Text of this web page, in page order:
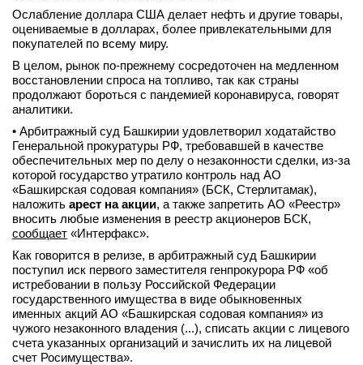
Ослабление доллара США делает нефть и другие товары,
оцениваемые в долларах, более привлекательными для
покупателей по всему миру.
В целом, рынок по-прежнему сосредоточен на медленном
восстановлении спроса на топливо, так как страны
продолжают бороться с пандемией коронавируса, говорят
аналитики.
• Арбитражный суд Башкирии удовлетворил ходатайство
Генеральной прокуратуры РФ, требовавшей в качестве
обеспечительных мер по делу о незаконности сделки, из-за
которой государство утратило контроль над АО
«Башкирская содовая компания» (БСК, Стерлитамак),
наложить арест на акции, а также запретить АО «Реестр»
вносить любые изменения в реестр акционеров БСК,
сообщает «Интерфакс».
Как говорится в релизе, в арбитражный суд Башкирии
поступил иск первого заместителя генпрокурора РФ «об
истребовании в пользу Российской Федерации
государственного имущества в виде обыкновенных
именных акций АО «Башкирская содовая компания» из
чужого незаконного владения (...), списать акции с лицевого
счета указанных организаций и зачислить их на лицевой
счет Росимущества».